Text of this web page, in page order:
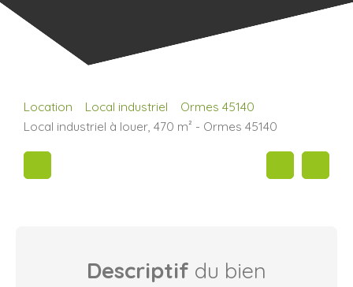
Location Local industriel
Ormes 45140
Local industriel à louer, 470 m² - Ormes 45140
Descriptif du bien